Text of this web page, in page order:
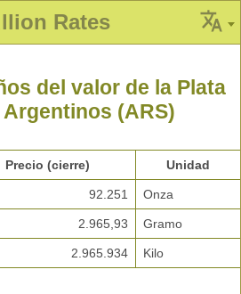
Rates
del valor de la Plata
Argentinos (ARS)
Precio (cierre) Unidad
92.251 Onza
2.965,93 Gramo
2.965.934 Kilo